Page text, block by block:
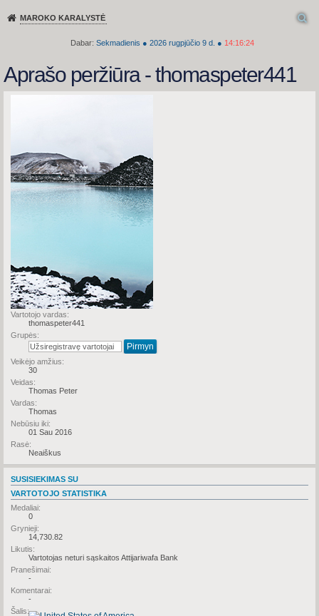
MAROKO KARALYSTĖ
Dabar: Sekmadienis ● 2026 rugpjūčio 9 d. ● 14:16:25
Aprašo peržiūra - thomaspeter441
Vartotojo vardas:
thomaspeter441
Grupės:
Veikėjo amžius:
30
Veidas:
Thomas Peter
Vardas:
Thomas
Nebūsiu iki:
01 Sau 2016
Rasė:
Neaiškus
SUSISIEKIMAS SU
VARTOTOJO STATISTIKA
Medaliai:
0
Grynieji:
14,730.82
Likutis:
Vartotojas neturi sąskaitos Attijariwafa Bank
Pranešimai:
-
Komentarai:
-
Šalis: